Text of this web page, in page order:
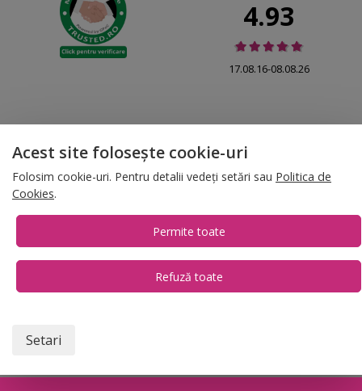
4.93
17.08.16-08.08.26
© 2026 Folina.ro | All Rights Reserved. Folina.ro | Designed by Artvertising
• Termene și condiții•Gestionează preferințe cookies
Acest site folosește cookie-uri
Folosim cookie-uri. Pentru detalii vedeți setări sau Politica de
Cookies.
Permite toate
Refuză toate
Setari